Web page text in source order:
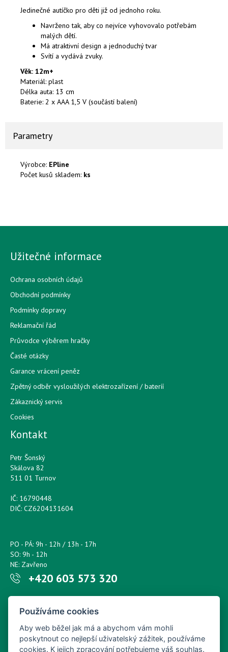
Jedinečné autíčko pro děti již od jednoho roku.
Navrženo tak, aby co nejvíce vyhovovalo potřebám
malých dětí.
Má atraktivní design a jednoduchý tvar
Svítí a vydává zvuky.
Věk: 12m+
Materiál: plast
Délka auta: 13 cm
Baterie: 2 x AAA 1,5 V (součástí balení)
Parametry
Výrobce: EPline
Počet kusů skladem: ks
Užitečné informace
Ochrana osobních údajů
Obchodní podmínky
Podmínky dopravy
Reklamační řád
Průvodce výběrem hračky
Časté otázky
Garance vrácení peněz
Zpětný odběr vysloužilých elektrozařízení / bateríí
Zákaznický servis
Cookies
Kontakt
Petr Šonský
Skálova 82
511 01 Turnov
IČ: 16790448
DIČ: CZ6204131604
PO - PÁ: 9h - 12h / 13h - 17h
SO: 9h - 12h
NE: Zavřeno
+420 603 573 320
petr.sonsky@centrum.cz
Používáme cookies
Aby web běžel jak má a abychom vám mohli
poskytnout co nejlepší uživatelský zážitek, používáme
cookies. K jejich zpracování potřebujeme váš souhlas.